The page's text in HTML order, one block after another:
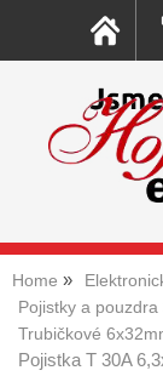
Home
Pojistky a pouzdra
Trubičkové
Pojistka T 30A